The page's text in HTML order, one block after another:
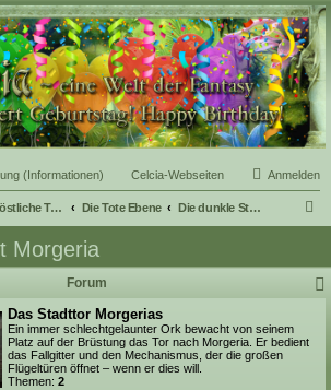
der
(Informationen) Celcia-Webseiten Anmelden
Der östliche Teil Celcias Die Tote Ebene Die dunkle Stadt Morgeria
Morgeria
Forum
Das Stadttor Morgerias
Ein immer schlechtgelaunter Ork bewacht von seinem
Platz auf der Brüstung das Tor nach Morgeria. Er bedient
das Fallgitter und den Mechanismus, der die großen
Flügeltüren öffnet – wenn er dies will.
Themen: 2